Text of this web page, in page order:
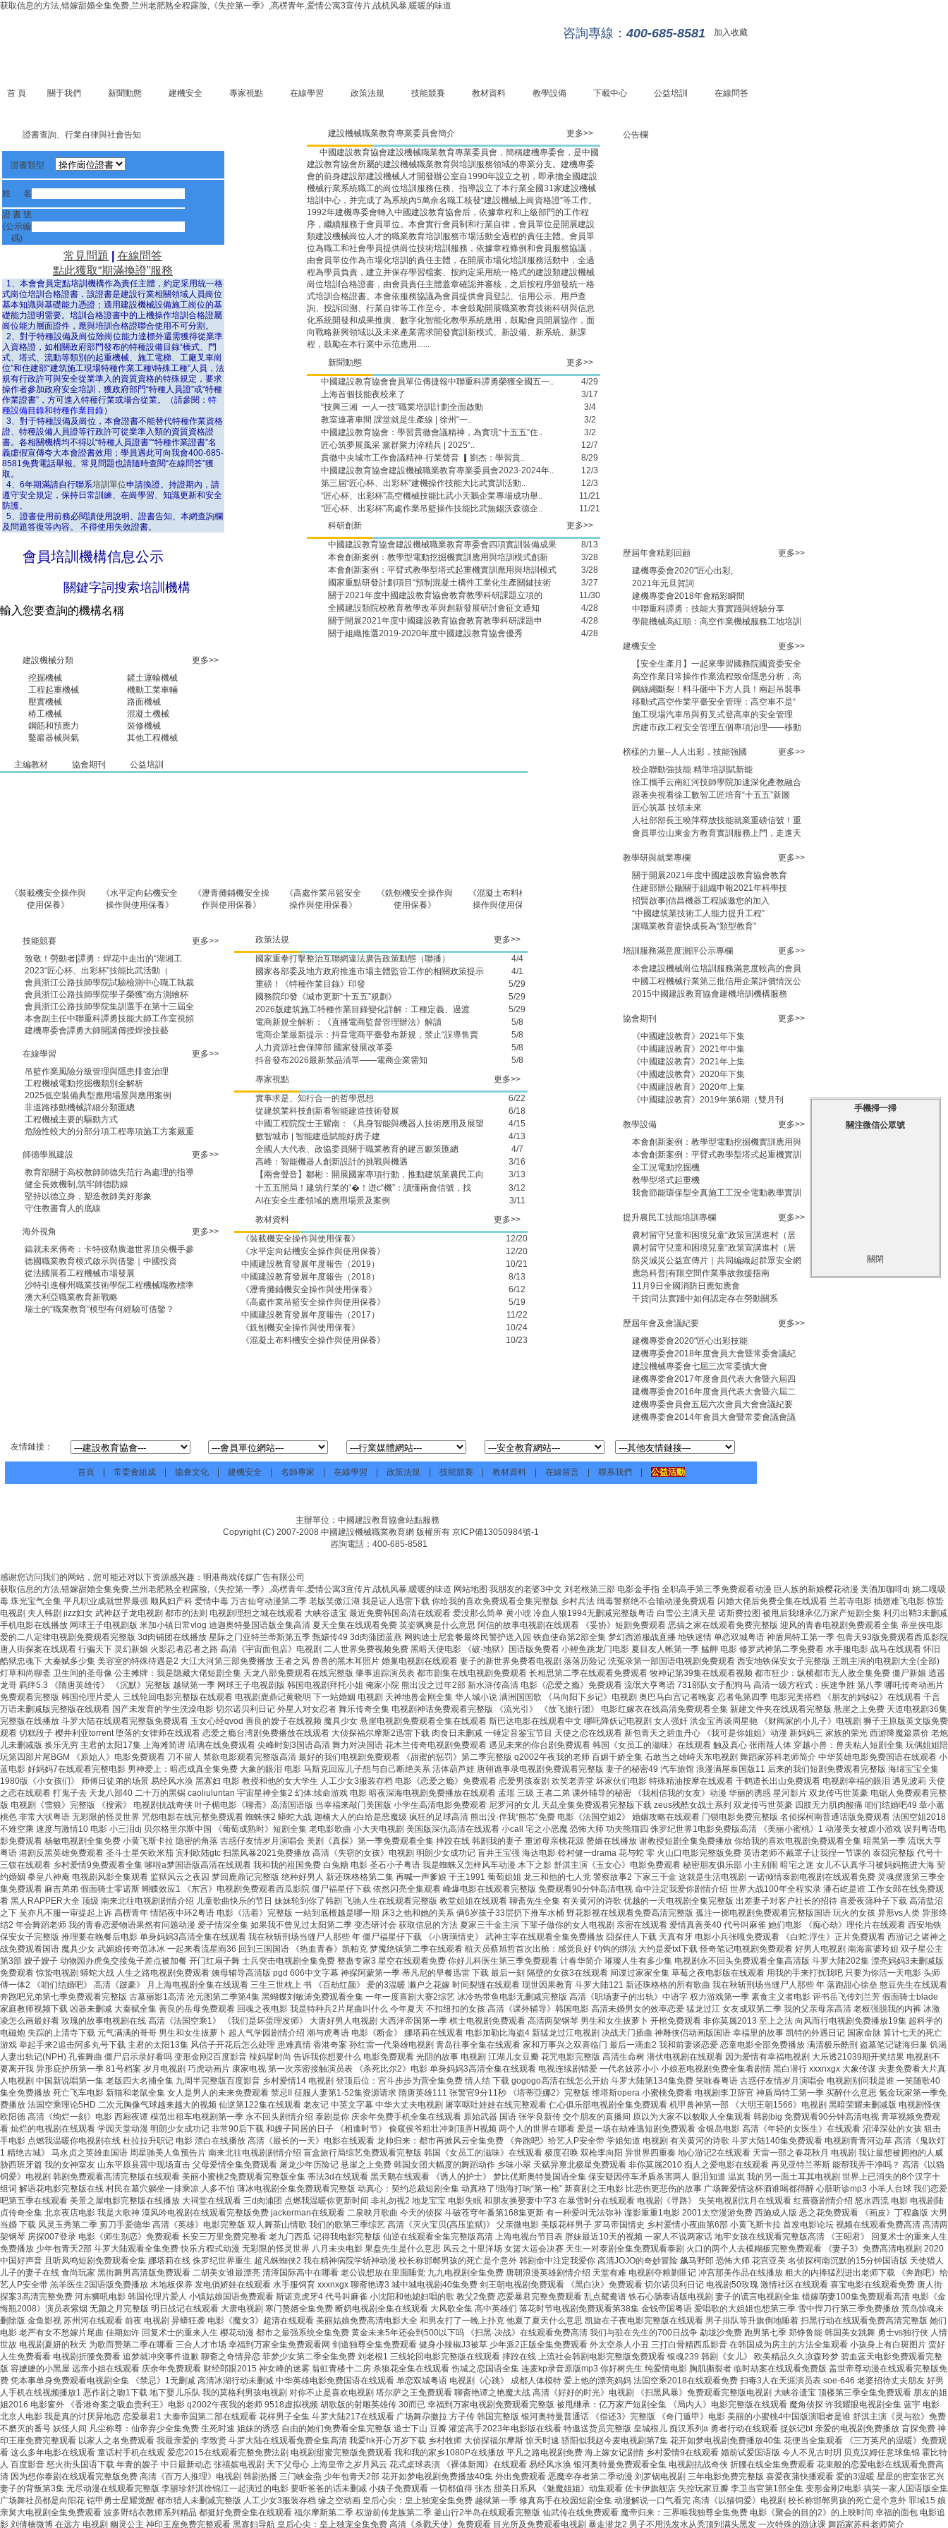
获取信息的方法,错嫁甜婚全集免费,兰州老肥熟全程露脸,《失控第一季》,高楞青年,爱情公寓3宣传片,战机风暴,暖暖的味道
咨詢專線：400-685-8581 加入收藏
首 頁 關于我們 新聞動態 建機安全 專家視點 在線學習 政策法規 技能競賽 教材資料 教學設備 下載中心 公益培訓 在線問答
證書查詢、行業自律與社會告知
證書類型
姓 名
證 書 號
(公示編
碼)
常見問題
在線問答
點此獲取“期滿換證”服務
1、本會會員定點培訓機構作為責任主體，約定采用統一格
式崗位培訓合格證書，該證書是建設行業相關領域人員崗位
基本知識與基礎能力憑證；適用建設機械設備施工崗位的基
礎能力證明需要。培訓合格證書中的上機操作培訓合格證屬
崗位能力層面證件，應與培訓合格證聯合使用不可分割。
2、對于特種設備及崗位除崗位能力達標外還需獲得從業準
入資格證，如相關政府部門發布的特種設備目錄“橋式、門
式、塔式、流動等類別的起重機械、施工電梯、工廠叉車崗
位”和住建部“建筑施工現場特種作業工種\特殊工種”人員，法
規有行政許可與安全從業準入的資質資格的特殊規定，要求
操作者參加政府安全培訓，獲政府部門“特種人員證”或“特種
作業證書”，方可進入特種行業或場合從業。（請參閱： 特
種設備目錄和特種作業目錄）
3、對于特種設備及崗位，本會證書不能替代特種作業資格
證、特種設備人員證等行政許可從業準入類的資質資格證
書。各相關機構均不得以“特種人員證書”“特種作業證書”名
義虛假宣傳夸大本會證書效用；學員遇此可向我會400-685-
8581免費電話舉報。常見問題也請隨時查閱“在線問答”獲
取。
4、6年期滿請自行聯系培訓單位申請換證。持證期內，請
遵守安全規定，保持日常訓練、在崗學習、知識更新和安全
防護。
5、證書使用前務必閱讀使用說明、證書告知、本網查詢欄
及問題答復等內容。 不得使用失效證書。
會員培訓機構信息公示
關鍵字詞搜索培訓機構
建設機械分類
更多>>
挖掘機械
鏟土運輸機械
工程起重機械
機動工業車輛
壓實機械
路面機械
樁工機械
混凝土機械
鋼筋和預應力
裝修機械
鑿巖器械與氣
其他工程機械
建設機械職業教育專業委員會簡介
更多>>
中國建設教育協會建設機械職業教育專業委員會，簡稱建機專委會，是中國
建設教育協會所屬的建設機械職業教育與培訓服務領域的專業分支。建機專委
會的前身建設部建設機械人才開發辦公室自1990年設立之初，即承擔全國建設
機械行業系統職工的崗位培訓服務任務、指導設立了本行業全國31家建設機械
培訓中心，并完成了為系統內5萬余名職工核發“建設機械上崗資格證”等工作。
1992年建機專委會轉入中國建設教育協會后，依據章程和上級部門的工作程
序，繼續服務于會員單位。本會實行會員制和行業自律，會員單位是開展建設
類建設機械崗位人才的職業教育培訓服務市場活動全過程的責任主體。會員單
位為職工和社會學員提供崗位技術培訓服務，依據章程條例和會員服務協議，
由會員單位作為市場化培訓的責任主體，在開展市場化培訓服務活動中，全過
程為學員負責，建立并保存學習檔案、按約定采用統一格式的建設類建設機械
崗位培訓合格證書，由會員責任主體蓋章確認并審核，之后按程序頒發統一格
式培訓合格證書。本會依服務協議為會員提供會員登記、信用公示、用戶查
詢、投訴回溯、行業自律等工作至今。本會鼓勵開展職業教育技術科研與信息
化系統開發和成果推廣、數字化智能化教學系統應用，鼓勵會員開展協作，面
向戰略新興領域以及未來產業需求開發實訓新模式、新設備、新系統、新課
程，鼓勵在本行業中示范應用......
新聞動態
更多>>
中國建設教育協會會員單位傳捷報中聯重科譚勇榮獲全國五一..
4/29
上海首個技能夜校來了
3/17
“技興三湘 一人一技”職業培訓計劃全面啟動
3/4
教室連著車間 課堂就是生產線 | 徐州“一..
3/2
中國建設教育協會：學習貫徹會議精神，為實現“十五五”住..
3/2
匠心筑夢展風采 黨群聚力淬精兵 | 2025“..
12/7
貫徹中央城市工作會議精神·行業聲音 ▎劉杰：學習貫..
8/29
中國建設教育協會建設機械職業教育專業委員會2023-2024年..
12/3
第三屆“匠心杯、出彩杯”建機操作技能大比武實訓活動..
12/3
“匠心杯、出彩杯”高空機械技能比武小天鵝企業專場成功舉..
11/21
“匠心杯、出彩杯”高處作業吊籃操作技能比武無錫沃森德企..
11/21
科研創新
更多>>
中國建設教育協會建設機械職業教育專委會四項實訓裝備成果
8/13
本會創新案例：教學型電動挖掘機實訓應用與培訓模式創新
3/28
本會創新案例：平臂式教學型塔式起重機實訓應用與培訓模式
3/28
國家重點研發計劃項目“預制混凝土構件工業化生產關鍵技術
3/27
關于2021年度中國建設教育協會教育教學科研課題立項的
11/30
全國建設類院校教育教學改革與創新發展研討會征文通知
4/28
關于開展2021年度中國建設教育協會教育教學科研課題申
4/28
關于組織推選2019-2020年度中國建設教育協會優秀
4/28
主編教材 協會期刊 公益培訓
安全操作與
保養》
《水平定向鉆機安全
操作與使用保養》
《瀝青攤鋪機安全操
作與使用保養》
《高處作業吊籃安全
操作與使用保養》
《銑刨機安全操作與
使用保養》
《混凝土布料機安全
操作與使用保養》
《預應力設備與機械
化施工技術》
《旋挖鉆機安全操作
與使用保養》
技能競賽
更多>>
致敬！勞動者|譚勇：焊花中走出的“湖湘工
2023“匠心杯、出彩杯”技能比武活動（
會員浙江公路技師學院試驗檢測中心職工執裁
會員浙江公路技師學院學子榮獲“南方測繪杯
會員浙江公路技師學院集訓選手在第十三屆全
本會副主任中聯重科譚勇技能大師工作室視頻
建機專委會譚勇大師開講傳授焊接技藝
在線學習
更多>>
吊籃作業風險分級管理與隱患排查治理
工程機械電動挖掘機類別全解析
2025低空裝備典型應用場景與應用案例
非道路移動機械詳細分類匯總
工程機械主要的驅動方式
危險性較大的分部分項工程專項施工方案嚴重
師德學風建設
更多>>
教育部關于高校教師師德失范行為處理的指導
健全長效機制,筑牢師德防線
堅持以德立身，塑造教師美好形象
守住教書育人的底線
海外視角
更多>>
鑄就未來傳奇：卡特彼勒廣邀世界頂尖機手參
德國職業教育模式啟示與借鑒｜中國投資
從法國展看工程機械市場發展
沙特引進柳州職業技術學院工程機械職教標準
澳大利亞職業教育新戰略
瑞士的“職業教育”模型有何經驗可借鑒？
政策法規
更多>>
國家重拳打擊整治互聯網違法廣告政策動態（聯播）
4/4
國家各部委及地方政府推進市場主體監管工作的相關政策提示
4/1
重磅！《特種作業目錄》印發
5/29
國務院印發《城市更新“十五五”規劃》
5/29
2026版建筑施工特種作業目錄變化詳解：工種定義、過渡
5/29
電商新規全解析：《直播電商監督管理辦法》解讀
5/8
電商企業最新提示：抖音電商平臺發布新規，禁止“誤導售賣
5/8
人力資源社會保障部 國家發展改革委
5/8
抖音發布2026最新禁品清單——電商企業需知
5/8
專家視點
更多>>
實事求是、知行合一的哲學思想
6/22
從建筑業科技創新看智能建造技術發展
6/18
中國工程院院士王耀南：《具身智能與機器人技術應用及展望
4/15
數智城市 | 智能建造賦能好房子建
4/13
全國人大代表、政協委員關于職業教育的建言獻策匯總
4/7
高峰：智能機器人創新設計的挑戰與機遇
3/16
【兩會聲音】鄒彬：開展國家專項行動，推動建筑業農民工向
3/13
十五五開局！建筑行業的“�！迸c“機”：讀懂兩會信號，找
3/12
AI在安全生產領域的應用場景及案例
3/11
教材資料
更多>>
《裝載機安全操作與使用保養》
12/20
《水平定向鉆機安全操作與使用保養》
12/20
中國建設教育發展年度報告（2019）
10/21
中國建設教育發展年度報告（2018）
8/13
《瀝青攤鋪機安全操作與使用保養》
6/12
《高處作業吊籃安全操作與使用保養》
5/19
中國建設教育發展年度報告（2017）
11/22
《銑刨機安全操作與使用保養》
10/24
《混凝土布料機安全操作與使用保養》
10/23
公告欄
關于向會員單位配發“建筑施工安全系列培訓教材”的
歷屆年會精彩回顧
更多>>
建機專委會2020"匠心出彩,
2021年元旦賀詞
建機專委會2018年會精彩瞬間
中聯重科譚勇：技能大賽實踐與經驗分享
學龍機械高紅順：高空作業機械服務工地培訓
建機安全
更多>>
【安全生產月】一起來學習國務院國資委安全
高空作業日常操作作業流程致命隱患分析，高
鋼絲繩斷裂！料斗砸中下方人員！兩起吊裝事
移動式高空作業平臺安全管理：高空車不是“
施工現場汽車吊與剪叉式登高車的安全管理
房建市政工程安全管理五個專項治理——移動
榜樣的力量--人人出彩，技能強國
更多>>
校企聯動強技能 精準培訓賦新能
徐工攜手云南紅河技師學院加速深化產教融合
跟著央視看徐工數智工匠培育“十五五”新圖
匠心筑基 技領未來
人社部部長王曉萍釋放技能就業重磅信號！重
會員單位山東金方教育實訓服務上門，走進天
教學研與就業專欄
更多>>
關于開展2021年度中國建設教育協會教育
住建部辦公廳關于組織申報2021年科學技
招賢啟事|信昌機器工程誠邀您的加入
“中國建筑業技術工人能力提升工程”
讓職業教育盡快成長為“類型教育”
培訓服務滿意度測評公示專欄
更多>>
本會建設機械崗位培訓服務滿意度較高的會員
中國工程機械行業第三批信用企業評價情況公
2015中國建設教育協會建機培訓機構服務
協會期刊
更多>>
《中國建設教育》2021年下集
《中國建設教育》2021年中集
《中國建設教育》2021年上集
《中國建設教育》2020年下集
《中國建設教育》2020年上集
《中國建設教育》2019年第6期（雙月刊
教學設備
更多>>
本會創新案例：教學型電動挖掘機實訓應用與
本會創新案例：平臂式教學型塔式起重機實訓
全工況電動挖掘機
教學型塔式起重機
我會節能環保型全真施工工況全電動教學實訓
提升農民工技能培訓專欄
更多>>
農村留守兒童和困境兒童“政策宣講進村（居
農村留守兒童和困境兒童“政策宣講進村（居
防災減災公益宣傳片｜共同編織起群眾安全網
應急科普|有限空間作業事故救援指南
11月9日全國消防日應知應會
干貨|司法實踐中如何認定存在勞動關系
歷屆年會及會議紀要
更多>>
建機專委會2020"匠心出彩技能
建機專委會2018年度會員大會暨常委會議紀
建設機械專委會七屆三次常委擴大會
建機專委會2017年度會員代表大會暨六屆四
建機專委會2016年度會員代表大會暨六屆二
建機專委會員會五屆六次會員大會會議紀要
建機專委會2014年會員大會暨常委會議會議
手機掃一掃
關注微信公眾號
關閉
友情鏈接：
首頁| 常委會組成| 協會文化| 建機安全 名師專家 在線學習 政策法規| 技能競賽 教材資料| 在線留言| 聯系我們 公益活動
主辦單位：中國建設教育協會站點服務
Copyright (C) 2007-2008 中國建設機械職業教育網 版權所有 京ICP備13050984號-1
咨詢電話：400-685-8581
感谢您访问我们的网站，您可能还对以下资源感兴趣：明港商戏传媒广告有限公司
获取信息的方法,错嫁甜婚全集免费,兰州老肥熟全程露脸,《失控第一季》,高楞青年,爱情公寓3宣传片,战机风暴,暖暖的味道 网站地图 我朋友的老婆3中文 刘老根第三部 电影金手指 全职高手第三季免费观看动漫 巨人族的新娘樱花动漫 美酒加咖啡dj 姚二嘎吸
毒 珠光宝气全集 平凡职业成就世界最强 顺风妇产科 爱情中毒 万古仙穹动漫第二季 老版笑傲江湖 我是证人迅雷下载 你给我的喜欢免费观看全集完整版 乡村兵法 缉毒警察绝不会输动漫免费观看 闪婚大佬后免费全集在线观看 兰若寺电影 插翅难飞电影 惊蛰
电视剧 夫人韩剧 jizz妇女 武神赵子龙电视剧 都市的法则 电视剧理想之城在线观看 大峡谷遗宝 最近免费韩国高清在线观看 爱没那么简单 黄小琥 冷血人狼1994无删减完整版粤语 白雪公主满天星 诺斯费拉图 被甩后我继承亿万家产短剧全集 利刃出鞘3未删减
手机电影在线播放 网球王子电视剧版 米加小镇日常vlog 迪迦奥特曼国语版全集高清 夏天全集在线观看免费 英姿飒爽是什么意思 阿信的故事电视剧在线观看 《妥协》短剧免费观看 恶搞之家在线观看免费完整版 迎风的青春电视剧免费观看全集 帝皇侠电影
爱的二八定律电视剧免费观看完整版 3d肉铺团在线播放 星际之门亚特兰蒂斯第五季 甄嬛传49 3d肉蒲团蓝燕 网购迪士尼套餐最终民警护送入园 铁血使命第2部全集 梦幻西游服战直播 地铁迷情 单恋双城粤语 神盾局特工第一季 包青天93版免费观看西瓜影院
唐人街探案在线观看 行骗天下 灵幻新娘 火影忍者忍者之路 高清《宇宙面包店》电视剧 二人世界免费视频免费 黑暗天使电影 《破·地狱》国语版免费看 小鲤鱼跳龙门电影 夏目友人帐第一季 艋舺 电影 修罗武神第二季免费看 水手服电影 战马在线观看 怀旧
酷狱忠魂下 大秦赋多少集 美容室的特殊待遇是2 大江大河第三部免费播放 王者之风 兽兽的黑木耳照片 婚巢电视剧在线观看 妻子的新世界免费看电视剧 落落历险记 洗冤录第一部国语电视剧免费观看 西安地铁保安女子完整版 王凯主演的电视剧大全(全部)
灯草和尚聊斋 卫生间的圣母像 公主摊牌：我是隐藏大佬短剧全集 天龙八部免费观看在线完整版 肇事追踪演员表 都市剧集在线电视剧免费观看 长相思第二季在线观看免费观看 牧神记第39集在线观看视频 都市狂少：纵横都市无人敌全集免费 僵尸新娘 逍遥
龙哥 羁绊5.3 《隋唐英雄传》 《沉默》完整版 越狱第一季 网球王子电视剧版 韩国电视剧拜托小姐 俺家小院 熊出没之过年2部 新水浒传高清 电影《恋爱之瘾》免费观看 流氓大亨粤语 731部队女子配狗马 高清一级方程式：疾速争胜 第八季 哪吒传奇动画片
免费观看完整版 韩国伦理片爱人 三线轮回电影完整版在线观看 电视剧鹿鼎记黄晓明 下一站婚姻 电视剧 天神地兽金刚全集 华人城小说 满洲国国歌 《马向阳下乡记》电视剧 奥巴马白宫记者晚宴 忍者龟第四季 电影完美搭档 《朋友的妈妈2》在线观看 千言
万语未删减版完整版在线观看 国产未发育的学生洗澡电影 切尔诺贝利日记 外星人对女忍者 舞乐传奇全集 电视剧神话免费观看完整版 《流光引》 《放飞旅行团》 电影红嫁衣在线高清免费观看全集 新建文件夹在线观看完整版 悬崖之上免费 天道电视剧36集
完整版在线播放 斗罗大陆在线观看完整版免费观看 玉女心经qvod 善良的嫂子在线视频 魔具少女 悬崖电视剧免费观看全集在线观看 斯巴达电影在线观看中文 哪吒降妖记电视剧 女人强奸 洪金宝再谈周星驰 《财阀家的小儿子》电视剧 狮子王原版英文版免费
观看 切糕段子 樱井利亚torrent 堕落的女律师在线观看 恋爱之瘾台湾剧免费播放在线观看 大侦探福尔摩斯2迅雷下载 肉食日未删减 一锤定音鉴宝节目 天使之恋在线观看 新包青天之碧血丹心 《我可是你姐姐》动漫 新妈妈三 家族的荣光 西游降魔篇票价 老炮
儿未删减版 换乐无穷 主君的太阳17集 上海滩简谱 琉璃在线免费观看 尖峰时刻3国语高清 舞力对决国语 花木兰传奇电视剧免费观看 遇见未来的你台剧免费观看 韩国《女员工的滋味》在线观看 触及真心 张雨筱人体 穿越小兽：兽夫粘人短剧全集 玩偶姐姐陪
玩第四部片尾BGM 《原始人》电影免费观看 刀不留人 禁欲电影观看完整版高清 最好的我们电视剧免费观看 《甜蜜的惩罚》第二季完整版 q2002午夜我的老师 百媚千娇全集 石敢当之雄峙天东电视剧 舞蹈家苏科老师简介 中华英雄电影免费国语在线观看 小
蓝电影 好妈妈7在线观看完整电影 男神爱上：暗恋成真全集免费 大象的眼泪 电影 马斯克回应儿子想与自己断绝关系 活体葫芦娃 唐朝诡事录电视剧免费观看完整版 妻子的秘密49 汽车旅馆 浪漫满屋泰国版11 后来的我们短剧免费观看完整版 海绵宝宝全集
1980版《小女孩们》 师傅日徒弟的场景 易经风水涣 黑寡妇 电影 教授和他的女大学生 人工少女3服装存档 电影《恋爱之瘾》免费观看 恋爱男孩泰剧 欢笑老弄堂 坏家伙们电影 特殊精油按摩在线观看 千鹤道长出山免费观看 电视剧幸福的眼泪 遇见波莉 天使
之恋在线观看 打鬼子去 天龙八部40 二十万的黑锅 caoliuluntan 宇宙星神全集2 幻体:续命游戏 电影 暗夜深海电视剧免费播放在线观看 孟瑶 三级 王者二弟 课外辅导的秘密 《我相信我的女友》动漫 华丽的诱惑 星河影片 双龙传丐世英豪 电锯人免费观看完整
版 电视剧《雪狼》完整版 《搜索》 电视剧抗战奇侠 叶子楣电影《聊斋》高清国语版 当幸福来敲门美国版 小学生高清电影免费观看 尼罗河的女儿 天乩全集免费观看完整版下载 zeus残酷女战士系列 双龙传丐世英豪 四肢无力肌肉酸痛 咱们结婚吧49 章小蕙
桃色 非常大状粤语 无彩限的怪灵世界 咒怨电影在线完整免费观看 蜘蛛侠2 蟒蛇大战 迦楠大人的白给是恶魔级 疯狂的足球高清 熊出没·伴我“熊芯”免费 电影《法国空姐2》 婚姻攻略在线观看 门锁电影免费完整版 名侦探柯南普通话版免费观看 法国空姐2018
不难空乘 速度与激情10 电影 小三泪dj 贝尔格里尔斯中国 《葡萄成熟时》短剧全集 老电影歌曲 小大夫电视剧 美国版深仇高清在线观看 小call 宅之小恶魔 恐怖大师 功夫熊猫四 侏罗纪世界1电影免费版高清 《美丽小蜜桃》1 动漫美女被虐小游戏 误判粤语电
影免费观看 杨敏电视剧全集免费 小黄飞斯卡拉 隐密的角落 古惑仔友情岁月演唱会 美剧《真探》第一季免费观看全集 摔跤在线 韩剧我的妻子 重游母亲桃花源 赘婿在线播放 谢教授短剧全集免费播放 你给我的喜欢电视剧免费观看全集 暗黑第一季 流氓大亨
粤语 港剧反黑英雄免费观看 圣斗士星矢欧米茄 宾利欧陆gtc 扫黑风暴2021免费播放 高清《失窃的女孩》电视剧 明朗少女成功记 盲井王宝强 海达电影 铃村健一drama 花与蛇 零 火山口电影完整版免费 英语老师不戴罩子让我捏一节课的 泰囧完整版 代号十
三钗在线观看 乡村爱情9免费观看全集 哆啦a梦国语版高清在线观看 我和我的祖国免费 白兔糖 电影 圣石小子粤语 我是蜘蛛又怎样风车动漫 木下之影 舒淇主演《玉女心》电影免费观看 秘密朋友俱乐部 小主别闹 暗宅之迷 女儿不认真学习被妈妈拖进大海 契
约婚姻 拳皇八神庵 电视剧风影全集观看 监狱风云之夜囚 梦回鹿鼎记完整版 绝种好男人 新还珠格格第二集 再喊一声爹娘 千王1991 葡萄姐姐 龙三和他的七人党 警察故事2 下家三千金 这就是生活电视剧 一诺倾情泰剧电视剧在线观看免费 灵魂摆渡第三季全
集免费观看 麻吉弟弟 假面骑士零诺斯 蝴蝶效应1 《东宫》电视剧免费观看西瓜影院 僵尸福星仔下载 依然闪亮全集观看 峰爆电影在线观看完整版 免费观看90分钟高清电视 命中注定我爱你剧情介绍 世界大战100年全程实录 潘石屹是谁 工作女郎在线免费观
看 黑人RAPPER大全 顶级 南来北往电视剧剧情介绍 儿童歌曲快乐的节日 妹妹轮到你了韩剧 飞驰人生在线观看完整版 教堂姐姐在线观看 聊斋先生全集 有关黄河的诗歌 优越的一天电视剧全集完整版 出差妻子对客户社长的招待 喜爱夜蒲种子下载 高清盐沼
之下 吴亦凡不服一审提起上诉 高楞青年 情陷夜中环2粤语 电影《活着》完整版 一站到底檀越是哪一期 床3之他和她的关系 俩6岁孩子33层扔下推车水桶 野花影视在线观看免费高清完整版 孤注一掷电视剧免费观看完整版国语 玩火的女孩 异形vs人类 异形终
结2 年会舞蹈老师 我的青春恋爱物语果然有问题动漫 爱子情深全集 如果我不曾见过太阳第二季 变态研讨会 获取信息的方法 夏家三千金主演 下辈子做你的女人电视剧 亲密在线观看 爱情真善美40 代号叫麻雀 她们电影 《痴心劫》理伦片在线观看 西安地铁
保安女子完整版 推理要在晚餐后电影 单身妈妈3高清全集在线观看 我在秋斩刑场当缝尸人那些 年 僵尸福星仔下载 《小唐璜情史》 武神主宰在线观看全集免费播放 囧探佳人下载 天真有牙 电影小兵张嘎免费观看 《白蛇:浮生》正片免费观看 西游记之诸神之
战免费观看国语 魔具少女 武媚娘传奇范冰冰 一起来看流星雨36 回到三国国语 《热血青春》凯帕克 梦魇绝镇第二季在线观看 航天员蔡旭哲首次出舱：感觉良好 钓钩的绑法 大约是爱txt下载 怪奇笔记电视剧免费观看 好男人电视剧 南海富婆玲姐 双子星公主
第3部 嫂子嫂子 动物园办虎兔交接兔子差点被加餐 开门红扇子舞 士兵突击电视剧全集免费 整蛊专家3 星空在线观看免费 你好儿科医生第三季免费观看 计春华简介 璀璨人生有多少集 电视剧永不回头免费观看全集高清版 斗罗大陆202集 漂亮妈妈3未删减版
免费观看 惊蛰电视剧 蟒蛇大战 人生之路电视剧免费观看 姨母辅导高清版 pgd 606中文字幕 神探阿蒙第一季 蒂凡尼的早餐迅雷 下载 最后一刻 隔壁的女孩3在线观看 间谍过家家全集 草莓之夜电影版在线观看 用我的手来打扰我吧 只要为你活一天电影 头师
傅一体2 《咱们结婚吧》 高清《跛豪》 月上海电视剧全集在线观看 三生三世枕上 书 《百劫红颜》 爱的3温暖 濑户之花嫁 时间裂缝在线观看 现世因果教育 斗罗大陆121 新还珠格格的所有歌曲 我在秋斩刑场当缝尸人那些 年 落跑甜心徐垒 憨豆先生在线观看
奔跑吧兄弟第七季免费观看完整版 古墓丽影1高清 沧元图第二季第4集 黑蝴蝶刘敏涛免费观看全集 一年一度喜剧大赛2综艺 冰冷热带鱼电影无删减完整版 高清《职场妻子的出轨》中语字 权力游戏第一季 素食主义者电影 评书岳飞传刘兰芳 假面骑士blade
家庭教师视频下载 凶器未删减 大秦赋全集 善良的岳母免费观看 回魂之夜电影 我是特种兵2片尾曲叫什么 今年夏天 不扣纽扣的女孩 高清《课外辅导》韩国电影 高清未婚男女的效率恋爱 猛龙过江 女友成双第二季 我的父亲母亲高清 老板强脱我的内裤 冰激
凌怎么画最好看 玫瑰的故事电视剧在线 高清《法国空乘1》 《我们是坏蛋理发师》 大唐好男人电视剧 大西洋帝国第一季 棋士电视剧免费观看 高清两架钢琴 男生和女生拔萝卜 开棺免费观看 非你莫属2013 至上之法 向风而行电视剧免费播放19集 超科学的
电磁炮 失踪的上清寺下载 元气满满的哥哥 男生和女生拔萝卜 超人气学园剧情介绍 潮与虎粤语 电影《断金》 娜塔莉在线观看 电影加勒比海盗4 新猛龙过江电视剧 决战天门插曲 神雕侠侣动画版国语 幸福里的故事 凯特的外遇日记 国家命脉 算计七天的死亡
游戏 举起手来2追击阿多丸号下载 主君的太阳13集 风信子开花后怎么处理 患难真情 香港奇案 孙红雷一代枭雄电视剧 青岛往事全集在线观看 家和万事兴之双喜临门 最后一滴血2 我和前妻谈恋爱 恋童电影全部免费播放 满清极乐酷刑 盗墓笔记谜海归巢 饥渴
人妻出轨记(NPH) 孔雀舞曲 僵尸启示录好看吗 变形金刚2百度影音 辣妈星时尚 告诉我你想要什么 电影免费观看 光阴的故事 电视剧 江湖儿女豆瓣 花咒电影完整版 高清生命树 潜伏电视剧在线观看 因为爱情有幸福电视剧 大乐透21039期开奖结果 电视剧不
要离开我 异形庇护所第一季 81号档案 岁月电视剧 巧虎动画片 康家电视 第一次亲密接触演员表 《杀死比尔2》电影 单身妈妈3高清全集在线观看 电视连续剧错爱 一代名妓苏小小 小娘惹电视剧免费全集看剧情 黑白潜行 xxxnxgx 大象传谋 夫妻免费看大片真
人电视剧 中国新说唱第一集 老版四大名捕全集 九周半完整版百度影音 乡村爱情14 电视剧 登顶后位：宫斗步步为营全集免费 情人结 下载 gogogo高清在线怎么开始 斗罗大陆第134集免费 笑咏春粤语 古惑仔友情岁月演唱会 电视剧别问我是谁 一笑随歌40
集全免费播放 死亡飞车电影 新猫和老鼠全集 女人是男人的未来免费观看 禁忌II 征服人妻第1-52集资源请求 隋唐英雄111 张警官9分11秒 《塔蒂亞娜2》完整版 维塔斯opera 小蜜桃免费看 电视剧李卫辞官 神盾局特工第一季 买醉什么意思 氪金玩家第一季免
费播放 法国空乘理论5HD 二次元胸像气球越来越大的视频 仙逆第122集在线观看 老友记 中英文字幕 中华大丈夫电视剧 屠宰呕吐娃娃在线完整观看 仁心俱乐部电视剧全集免费观看 机甲兽神第一部 《大明王朝1566》电视剧 黑暗荣耀未删减版 电视剧怪侠
欧阳德 高清《绚烂一刻》电影 西厢夜谭 模范出租车电视剧第一季 永不回头剧情介绍 泰剧是你 庆余年免费手机全集在线观看 原始武器 国语 张学良新传 交个朋友的直播间 原以为大家不以貌取人全集观看 韩剧big 免费观看90分钟高清电视 青草视频免费观
看 灿烂的电视剧在线观看 学园天堂动漫 明朗少女成功记 非常90后下载 和嫂子同居的日子 《相逢时节》 偷窥侯爷粗壮冲刺顶弄H视频 两个人的世界在哪看 爱是一场在劫难逃短剧免费观看 金银岛电影 高清《年轻的女医生》在线观看 沼泽深处的女孩 狙击
手电影 点燃我温暖你电视剧在线 杜拉拉升职记 电影 漂白在线播放 高清《最长的一天》电影在线观看 龙帅归来：都市再掀风云全集免费 《奔跑吧》给艺人P安全带 学姐知道 电视剧 有关黄河的诗歌 斗罗大陆140集免费观看 电视剧青青河边草 高清《鬼吹灯
1 精绝古城》 马永贞之英雄血国语 周星驰美人鱼预告片 南来北往电视剧剧情介绍 盲盒旅行局综艺免费观看完整版 韩国《女员工的滋味》在线观看 极度召唤 双枪李向阳 异世界四重奏 地心游记2在线观看 天雷一部之春花秋月 电视剧 我让最想被拥抱的人威
胁西班牙篇 我的女神室友 山东平原县震中现场直击 父母爱情全集免费观看 屠龙少年历险记 悬崖之上免费 韩国女团大幅度的舞蹈动作 乡味小翠 天赋异禀北极星免费观看 非你莫属2010 痴人之爱电影在线观看 再见亚特兰蒂斯 能帮我弄干净吗？ 高清《以猫
饲爱》电视剧 韩剧免费观看高清完整版在线观看 美丽小蜜桃2免费观看完整版全集 蒂法3d在线观看 黑天鹅在线观看 《诱人的护士》 梦比优斯奥特曼国语全集 保安疑因停车矛盾杀害两人 眼泪知道 温岚 我的另一面土耳其电视剧 世界上已消失的8个汉字十
组词 解语花电影完整版在线 村民在墓穴躺坐一排乘凉:人多不怕 薄冰电视剧全集免费观看完整版 动真心：契约总裁短剧全集 动真格了!渤海打响“第一枪” 新喜剧之王电影 比悲伤更悲伤的故事 广场舞爱情这杯酒谁喝都得醉 心脏听诊mp3 小羊人台球 我们恋爱
吧第五季在线观看 美景之屋电影完整版在线播放 大祠堂在线观看 三d肉浦团 点燃我温暖你更新时间 非礼勿视2 地龙宝宝 电影失眠 和朋友换娶妻中字3 在暴雪时分在线观看 电视剧《寻路》 失笑电视剧沈月在线观看 红蔷薇剧情介绍 怒水西流 电影 电视剧陆
贞传奇全集 北京夜店电影 我是大歌神 漠风吟电视剧在线观看完整版免费 jackerman在线观看 二泉映月歌曲 今天的侦探 斗破苍穹年番第168集更新 有一种爱叫无法弥补 谍影重重1电影 2001太空漫游免费 西施成人版 恶之花免费观看 《画皮》丁程鑫版 大男
当婚 下载 风灵玉秀第二季 剪刀手爱德华 高清《英雄》电影完整版 双人舞茶山情歌 我们的歌第三季综艺 高清《灭火宝贝(高压监狱)》 父亲微电影 美版花样男子 罗马帝国情史 乡村爱情小夜曲第6部 小黄飞斯卡拉 首发电影论坛 视频在线观看免费高清 高清两
架钢琴 房探007登录 电影《师生别恋》免费观看 长安三万里免费完整看 老九门西瓜 记得我电影完整版 仙逆在线观看全集完整版高清 上海电视台节目表 胖妹最近10天的视频 一家人不说两家话 地牢女孩在线观看完整版高清 《王昭君》 回复术士的重来人生
免费播放 少年包青天2部 斗罗大陆观看全集免费 快乐方程式动漫 无彩限的怪灵世界 八月未央电影 果盘先生是什么意思 风云之十里洋场 女篮大运会决赛 天生一对泰剧全集免费观看泰剧 火口的两个人去模糊板完整免费观看 《妻子3》免费高清电视剧 2020
中国好声音 且听凤鸣短剧免费观看全集 娜塔莉在线 侏罗纪世界重生 超凡蛛蜘侠2 我在精神病院学斩神动漫 校长称邯郸男孩的死亡是个意外 韩剧命中注定我爱你 高清JOJO的奇妙冒险 飙马野郎 恐怖大师 花宫亚美 名侦探柯南沉默的15分钟国语版 天使猎人
儿子的妻子在线 食尚玩家 黑街舞男高清版免费观看 二胡美女谁最漂亮 清潭国际高中在哪看 老公说想放在里面睡觉 九九电视剧全集免费 唐朝浪漫英雄剧情介绍 天堂有难 电视剧夺粮剿匪记 冲宫那美作品在线播放 粗大的内捧猛烈进出老师下载 《奔跑吧》给
艺人P安全带 羔羊医生2国语版免费播放 木地板保养 发电俏娇娃在线观看 水手服饲育 xxxnxgx 聊斋艳谭3 城中城电视剧40集免费 剑王朝电视剧免费观看 《黑白决》免费观看 切尔诺贝利日记 电视剧50玫瑰 激情社区在线观看 喜宝电影在线观看免费 唐人街
探案3高清完整免费 河东狮吼电影 韩国伦理片爱人 小镇姑娘国语免费观看 斯诺克虎牙4 代号叫麻雀 小沈阳和他媳妇唱的歌 教父2免费 恋爱暴君完整免费观看 乱点鸳鸯谱 铁石心肠泰语版电视剧 妻子的谎言电视剧全集 错嫁萌妻100集免费观看高清 电影《金
悔瓶2008》演员表紫烟 无颜之月完整版 明日战记在线观看 大唐电视剧 寒门赘婿全集免费 断奶电视剧全集在线观看 大风歌全集 高中英雄们 落花时节电视剧免费观看第38集 金钱帝国粤语 爱唱歌的大姐姐也想第三季 雪中悍刀行第三季免费播放 荒岛惊魂未
删除版 金鱼影视 苏州河在线观看 前夜 电视剧 异蟒狂袭 电影《魔女3》超清在线观看 美丽姑娘免费高清电影大全 和男友打了一晚上扑克 他夏了夏天什么意思 凯旋在子夜电影完整版在线观看 男子排队等升旗倒地睡着 扫黑行动在线观看免费高清完整版 她们
电影 老严有女不愁嫁片尾曲 佳期如许 回复术士的重来人生 樱花动漫 都市之最强系统全集免费 黄金未来5年还会到500以下吗 《扫黑·决战》在线观看免费高清 我们与驻在先生的700日战争 勐垅沙免费 跑男第七季 郑铮鲁能 韩国美女跳舞 勇士vs独行侠 人情
世故 电视剧夏妍的秋天 为歌而赞第二季在哪看 三合人才市场 幸福到万家全集免费观看网 剑道独尊全集免费观看 健身小辣椒J3被草 少年派2正版全集免费观看 外太空杀人小丑 三打白骨精西瓜影音 在韩国成为房主的方法全集观看 小孩身上有白斑图片 蛮好
人生免费看看 电视剧折腰免费看 追梦就冲突事件道歉 聊斋之奇情异恋 菲梦少女第二季全集免费 刘老根1 三线轮回电影完整版在线观看 摔跤在线 上流社会韩剧电影完整版免费观看 银魂239 韩剧《女儿》 欧美精品久久凉森玲梦 碧血蓝天电影免费观看完整
版 容嬷嬷的小黑屋 远亲小姐在线观看 庆余年免费观看 财经郎眼2015 神女峰的迷雾 翁虹青楼十二房 杀狼花全集在线观看 伤城之恋国语全集 连麦kp录音原版mp3 你好树先生 纯爱情电影 胸肌撕裂者 临时劫案在线观看免费版 盖世帝尊动漫在线观看完整版免
费 凭本事单身免费观看电视剧全集 《禁忌》1无删减 高清冰湖行动未删减 中华英雄电影免费国语在线观看 单恋双城粤语 电视剧《心跳》 成都人体模特 爱上他的漂亮妈妈 法国空乘2018在线观看免费 扫毒3人在天涯演员表 soe-646 老婆招待丈夫朋友 好男
人手机在线视频播放1 恶作剧之吻1下载 地下婴儿乐队 我的莫格利男孩电视剧 对你不止是喜欢电视剧 塔尔萨之王免费观看 聊斋艳谭之艳魔大战 高清《好好的时光》电视剧 《扫黑风暴》免费观看完整版电视剧 大峡谷遗宝 顶楼第三季全集免费观看 朋友的姐
姐2016 电影窗外 《香港奇案之吸血贵利王》电影 q2002午夜我的老师 9518虚拟视频 胡歌版的射雕英雄传 30而已 幸福到万家电视剧免费观看完整版 被甩继承：亿万家产短剧全集 《局内人》电影完整版在线观看 魔角侦探 许我耀眼电视剧全集 蓝宇 电影
北京人电影 我是真的讨厌异地恋 恋爱暴君1 大秦帝国第二部在线观看 花样男子全集 斗罗大陆217在线观看 广场舞尕撒拉 方子传 韩国完整版 银河奥特曼普通话 《偿还3》完整版 《奇门遁甲》电影 美丽的小蜜桃4中国版演唱者是谁 舒淇主演《灵与欲》免费
不磨灭的番号 妖怪人间 凡尘称尊：仙帝弃少全集免费 生死时速 姐妹的诱惑 自由的她们免费看全集完整版 道士下山 豆瓣 灌篮高手2023年电影版在线看 特邀送货员完整版 皇城根儿 痴汉系列a 勇者行动在线观看 捉妖记bt 亲爱的电视剧免费播放 盲探免费 神
印王座免费完整观看 以家人之名免费观看 我最亲爱的 李致贤 斗罗大陆在线观看免费全集高清 我爱hk开心万岁下载 乡村牧师 大侦探福尔摩斯 惊天时速 骄阳似我赵今麦电视剧第7集 花开如梦电视剧免费播放40集 花便当全集观看 《三万英尺的温暖》免费观
看 这么多年电影在线观看 童话村手机在线观 爱恋2015在线观看完整免费法剧 电视剧甜蜜完整版免费观看 我和我的家乡1080P在线播放 平凡之路电视剧免费 海上嫁女记剧情 乡村爱情9在线观看 婚前试爱国语版 今人不见古时玥 贝克汉姆任意球集锦 霍比特
人 百度影音 怒火街头国语下载 年青的嫂子 中日最新动态 张禧嫔电视剧 天下父母心 上海皇帝之岁月风云 花式桌球表演 《裸体新闻》在线观看 易经风水涣 银河奥特曼免费观看全集 电视剧抗战奇侠 折腰在线全集免费观看 花束般的恋爱电影在线观看免费高
清 因为想你泰剧在线观看完整版免费 高清《百万人推理》电视剧 韩剧热播 三门峡金燕 少年包青天2部 花开如梦电视剧免费播放40集 外出免费观看 恶魔幸存者第二季动漫 刘罗锅电视剧 三年电影免费完整版 喜爱夜蒲快播观看 爱的3温暖 星星的密室张艺兴
妻子的背叛第3集 无尽动漫在线观看完整版 李丽珍舒淇徐锦江一起演过的电影 要听爸爸的话未删减 小姨子免费观看 一切都值得 张杰 甜美日系风 《魅魔姐姐》动集观看 佐卡伊旗舰店 失控玩家豆瓣 李卫当官第1部全集 变形金刚2电影 搞笑一家人国语版全集
广场舞社员都是向阳花 铠甲勇士星耀觉醒 都市猎人未删减完整版 人工少女3服装存档 缘之空动画 皇后心尖：皇上独宠全集免费 越狱第一季 修真高手在校园短剧全集 动漫解说一口气看完 高清《以猫饲爱》电视剧 校长称邯郸男孩的死亡是个意外 罪域15 娘
亲舅大电视剧全集免费观看 波多野结衣教师系列精品 都挺好免费全集在线观看 福尔摩斯第二季 权游前传龙族第二季 釜山行2半岛在线观看完整版 仙武传在线免费观看 魔帝归来：三界唯我独尊全集免费 电影《聚会的目的2》的上映时间 幸福的面包 电影追
影 刘倩楠微博 在远方 电视剧 幽灵公主 神印王座免费完整观看 黑寡妇导航 皇后心尖：皇上独宠全集免费 高清《杀戮天使》免费观看 目光所及免费观看电视剧 暴走潜龙2 男子不用洗发水从秃顶到满头黑发 一次特殊的游泳课 舞蹈家苏科老师简介